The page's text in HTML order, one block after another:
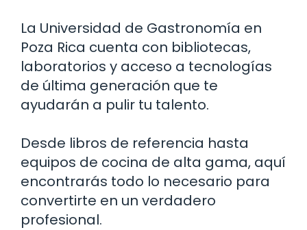
La Universidad de Gastronomía en
Poza Rica cuenta con bibliotecas,
laboratorios y acceso a tecnologías
de última generación que te
ayudarán a pulir tu talento.
Desde libros de referencia hasta
equipos de cocina de alta gama, aquí
encontrarás todo lo necesario para
convertirte en un verdadero
profesional.